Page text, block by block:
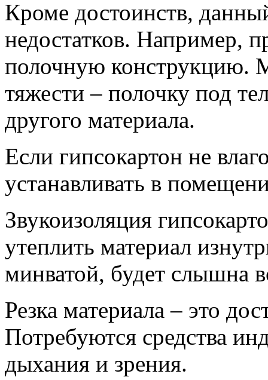
Кроме достоинств,
недостатков. Например,
полочную конструкцию.
тяжести – полочку под
другого материала.
Если гипсокартон не
устанавливать в
Звукоизоляция
утеплить материал
минватой, будет слышна
Резка материала – это
Потребуются средства
дыхания и зрения.